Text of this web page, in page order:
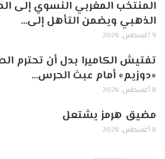
المنتخب المغربي النسوي إلى
الذهبي ويضمن التأهل إلى…
9 أغسطس, 2026
تفتيش الكاميرا بدل أن تحترم
«دوزيم» أمام عبث الحرس…
8 أغسطس, 2026
مضيق هرمز يشتعل
8 أغسطس, 2026